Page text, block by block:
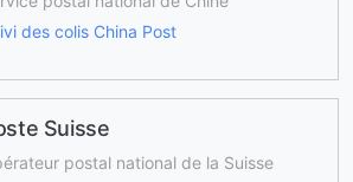
des colis China Post
Suisse
postal national de la Suisse